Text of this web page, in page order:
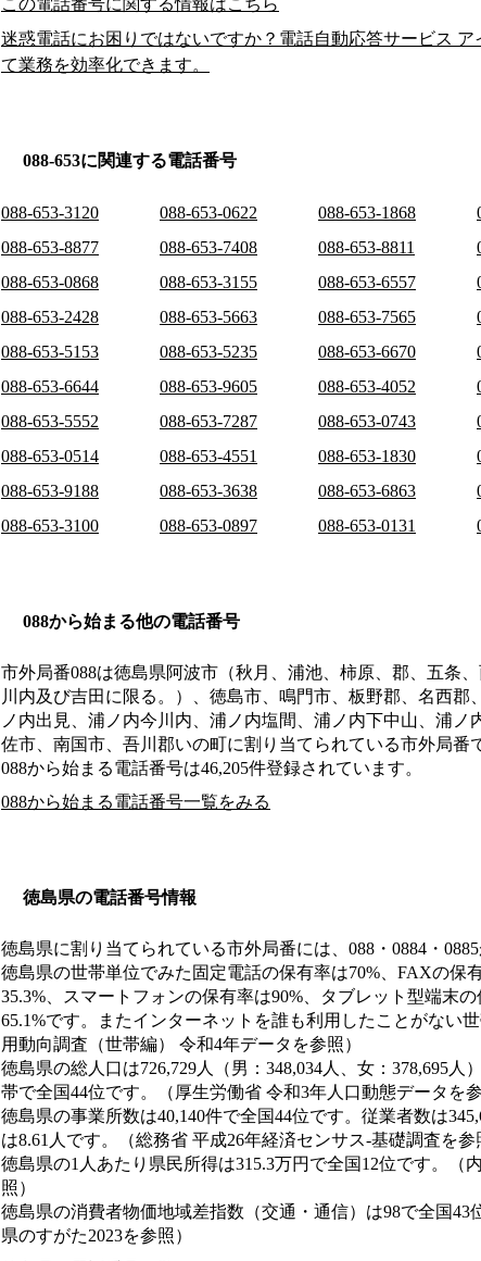
迷惑電話にお困りではないですか？電話自動応答サービス
て業務を効率化できます。
088-653に関連する電話番号
088-653-3120 088-653-0622 088-653-1868
088-653-8877
088-653-7408 088-653-8811
088-653-0868
088-653-3155 088-653-6557
088-653-2428
088-653-5663 088-653-7565
088-653-5153
088-653-5235 088-653-6670
088-653-6644
088-653-9605 088-653-4052
088-653-5552
088-653-7287 088-653-0743
088-653-0514
088-653-4551 088-653-1830
088-653-9188
088-653-3638 088-653-6863
088-653-3100
088-653-0897 088-653-0131
088から始まる他の電話番号
市外局番088は徳島県阿波市（秋月、浦池、柿原、郡、五条
川内及び吉田に限る。）、徳島市、鳴門市、板野郡、名西
ノ内出見、浦ノ内今川内、浦ノ内塩間、浦ノ内下中山、浦
佐市、南国市、吾川郡いの町に割り当てられている市外局番
088から始まる電話番号は46,205件登録されています。
088から始まる電話番号一覧をみる
徳島県の電話番号情報
徳島県に割り当てられている市外局番には、088・0884・
徳島県の世帯単位でみた固定電話の保有率は70%、FAXの保
35.3%、スマートフォンの保有率は90%、タブレット型端末
65.1%です。またインターネットを誰も利用したことがない
用動向調査（世帯編） 令和4年データを参照）
徳島県の総人口は726,729人（男：348,034人、女：378,695人
帯で全国44位です。（厚生労働省 令和3年人口動態データを
徳島県の事業所数は40,140件で全国44位です。従業者数は
は8.61人です。（総務省 平成26年経済センサス‐基礎調査を参
徳島県の1人あたり県民所得は315.3万円で全国12位です。（
照）
徳島県の消費者物価地域差指数（交通・通信）は98で全国43
県のすがた2023を参照）